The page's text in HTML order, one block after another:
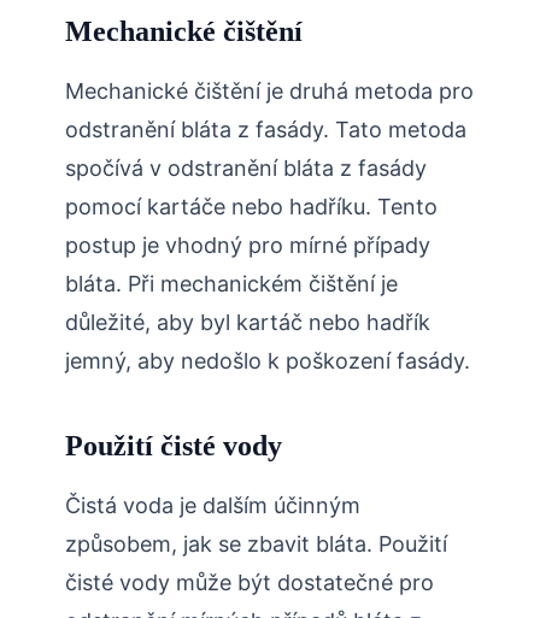
Mechanické čištění
Mechanické čištění je druhá metoda pro
odstranění bláta z fasády. Tato metoda
spočívá v odstranění bláta z fasády
pomocí kartáče nebo hadříku. Tento
postup je vhodný pro mírné případy
bláta. Při mechanickém čištění je
důležité, aby byl kartáč nebo hadřík
jemný, aby nedošlo k poškození fasády.
Použití čisté vody
Čistá voda je dalším účinným
způsobem, jak se zbavit bláta. Použití
čisté vody může být dostatečné pro